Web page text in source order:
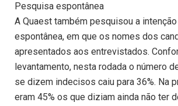
Pesquisa espontânea
A Quaest também pesquisou a
espontânea, em que os nomes dos
apresentados aos entrevistados.
levantamento, nesta rodada o número
se dizem indecisos caiu para 36%. Na
eram 45% os que diziam ainda não ter